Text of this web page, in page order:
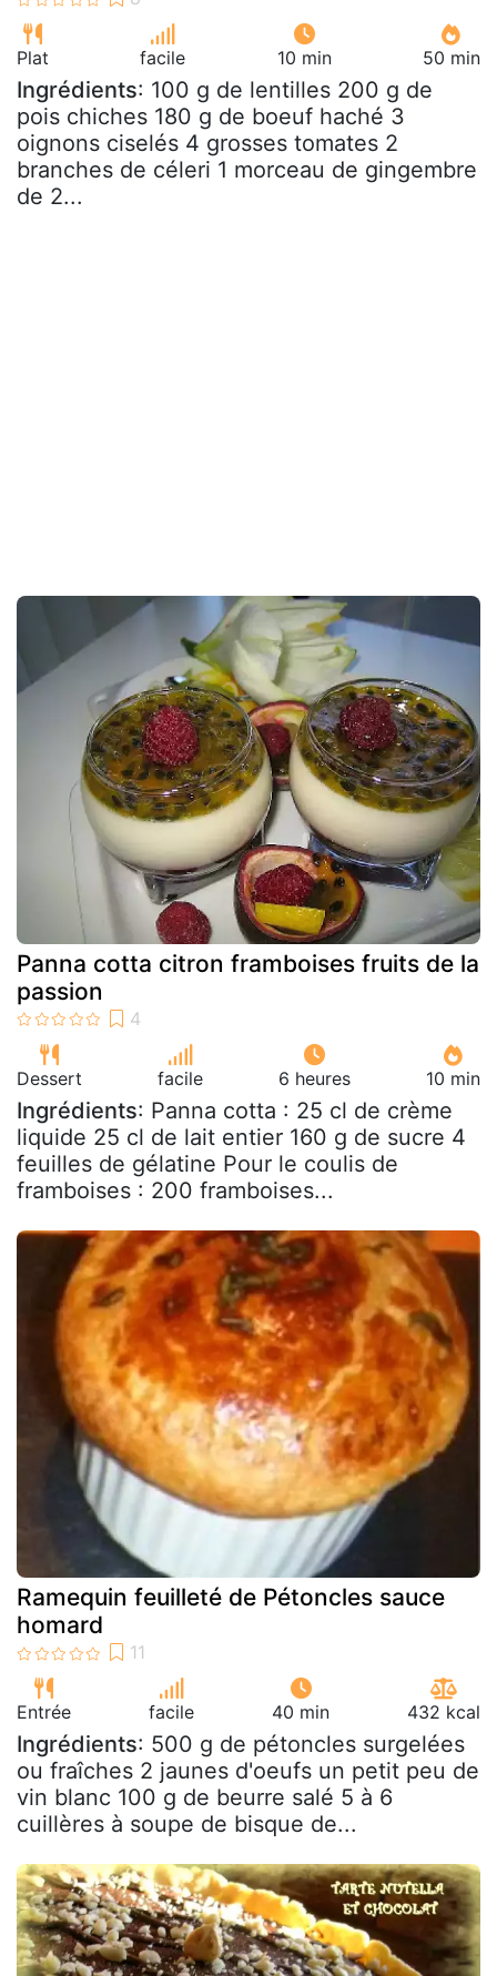
Plat facile 10 min 50 min
Ingrédients: 100 g de lentilles 200 g de
pois chiches 180 g de boeuf haché 3
oignons ciselés 4 grosses tomates 2
branches de céleri 1 morceau de gingembre
de 2...
Panna cotta citron framboises fruits de la
passion
Dessert facile 6 heures 10 min
Ingrédients: Panna cotta : 25 cl de crème
liquide 25 cl de lait entier 160 g de sucre 4
feuilles de gélatine Pour le coulis de
framboises : 200 framboises...
Ramequin feuilleté de Pétoncles sauce
homard
Entrée facile 40 min 432 kcal
Ingrédients: 500 g de pétoncles surgelées
ou fraîches 2 jaunes d'oeufs un petit peu de
vin blanc 100 g de beurre salé 5 à 6
cuillères à soupe de bisque de...